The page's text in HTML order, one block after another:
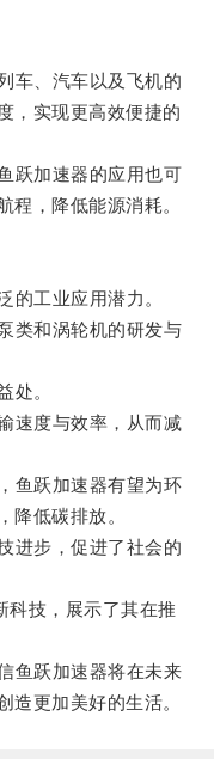
、汽车以及飞机的
，实现更高效便捷的
加速器的应用也可
程，降低能源消耗。
工业应用潜力。
和涡轮机的研发与
。
度与效率，从而减
跃加速器有望为环
降低碳排放。
步，促进了社会的
技，展示了其在推
跃加速器将在未来
造更加美好的生活。